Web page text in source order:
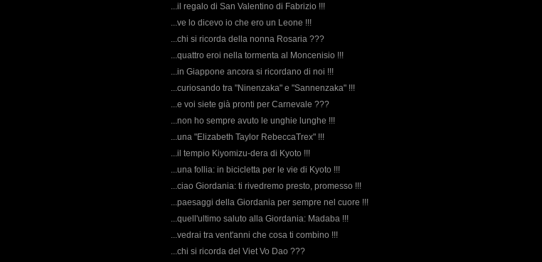
...il regalo di San Valentino di Fabrizio !!!
...ve lo dicevo io che ero un Leone !!!
...chi si ricorda della nonna Rosaria ???
...quattro eroi nella tormenta al Moncenisio !!!
...in Giappone ancora si ricordano di noi !!!
...curiosando tra "Ninenzaka" e "Sannenzaka" !!!
...e voi siete già pronti per Carnevale ???
...non ho sempre avuto le unghie lunghe !!!
...una "Elizabeth Taylor RebeccaTrex" !!!
...il tempio Kiyomizu-dera di Kyoto !!!
...una follia: in bicicletta per le vie di Kyoto !!!
...ciao Giordania: ti rivedremo presto, promesso !!!
...paesaggi della Giordania per sempre nel cuore !!!
...quell'ultimo saluto alla Giordania: Madaba !!!
...vedrai tra vent'anni che cosa ti combino !!!
...chi si ricorda del Viet Vo Dao ???